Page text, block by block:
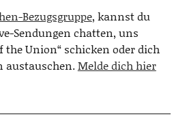
Bezugsgruppe, kannst du
Sendungen chatten, uns
the Union“ schicken oder dich
austauschen.Melde dich hier